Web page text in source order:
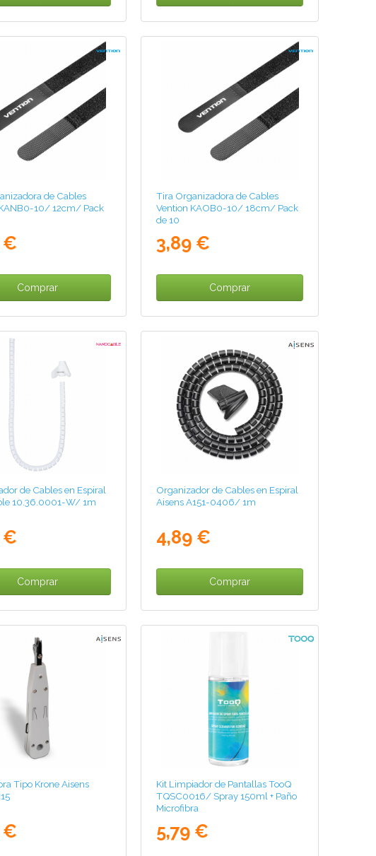
de Cables
10/ 12cm/ Pack
€
Comprar
Tira Organizadora de Cables
Vention KAOB0-10/ 18cm/ Pack
de 10
3,89 €
Comprar
de Cables en Espiral
10.36.0001-W/ 1m
€
Comprar
Organizador de Cables en Espiral
Aisens A151-0406/ 1m
4,89 €
Comprar
Tipo Krone Aisens
€
Kit Limpiador de Pantallas TooQ
TQSC0016/ Spray 150ml + Paño
Microfibra
5,79 €